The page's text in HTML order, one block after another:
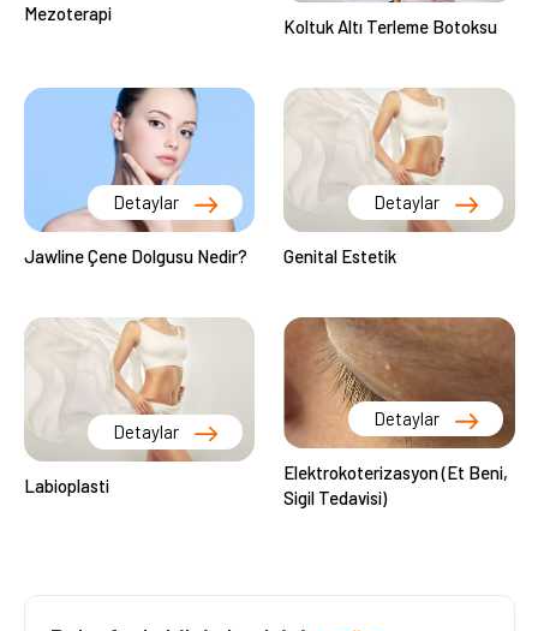
Mezoterapi
Koltuk Altı Terleme Botoksu
Detaylar
Jawline Çene Dolgusu Nedir?
Detaylar
Genital Estetik
Detaylar
Labioplasti
Detaylar
Elektrokoterizasyon (Et Beni,
Sigil Tedavisi)